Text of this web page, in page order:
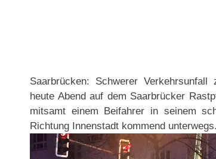
Saarbrücken: Schwerer
heute Abend auf dem Saarbrücker
mitsamt einem Beifahrer in seinem
Richtung Innenstadt kommend unterwegs.